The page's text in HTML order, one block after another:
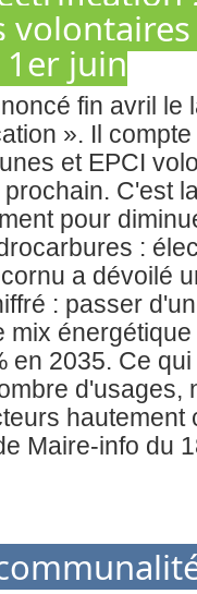
juin
fin avril le
». Il
et EPCI
C'est
pour
:
a dévoilé
: passer
en 2035. Ce
d'usages,
hautement
Maire-info du